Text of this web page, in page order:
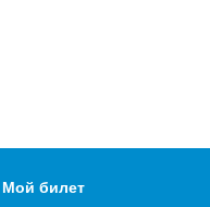
Мой билет